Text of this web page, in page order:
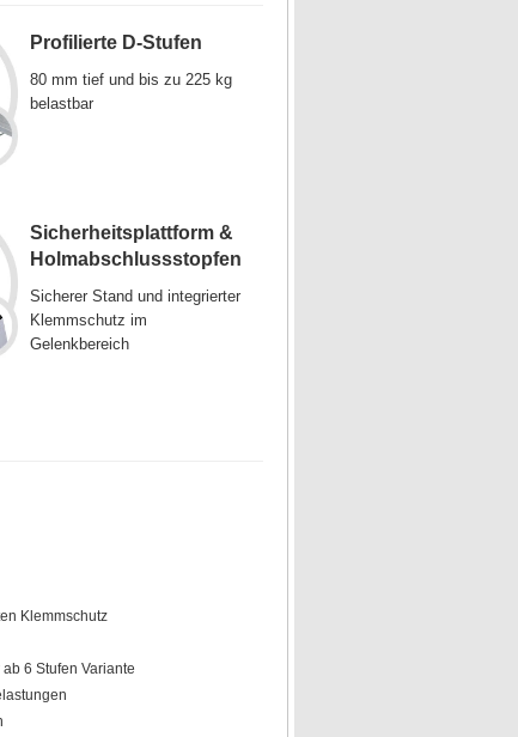
Profilierte D-Stufen
80 mm tief und bis zu 225 kg
belastbar
Sicherheitsplattform &
Holmabschlussstopfen
Sicherer Stand und integrierter
Klemmschutz im
Gelenkbereich
Klemmschutz
6 Stufen Variante